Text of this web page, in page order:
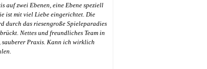
auf zwei Ebenen, eine Ebene speziell
ist mit viel Liebe eingerichtet. Die
durch das riesengroße Spieleparadies
Nettes und freundliches Team in
sauberer Praxis. Kann ich wirklich